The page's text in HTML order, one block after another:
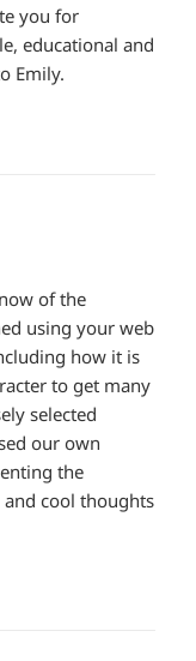
you for
educational and
Emily.
of the
using your web
how it is
to get many
selected
our own
the
cool thoughts